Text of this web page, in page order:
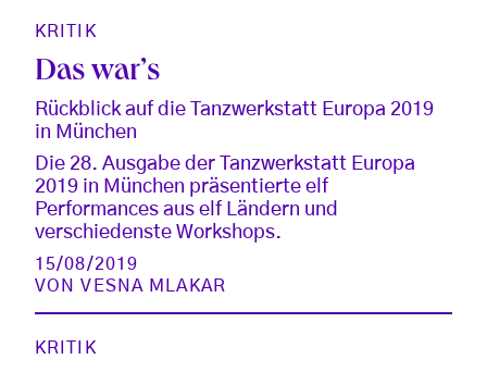
KRITIK
Das war’s
Rückblick auf die Tanzwerkstatt Europa 2019
in München
Die 28. Ausgabe der Tanzwerkstatt Europa
2019 in München präsentierte elf
Performances aus elf Ländern und
verschiedenste Workshops.
15/08/2019
VONVESNA MLAKAR
KRITIK